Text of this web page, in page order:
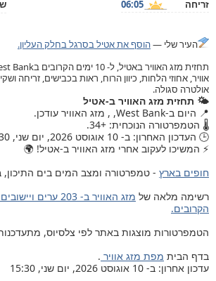
זריחה
06:05
העיר שלי —הוסף את אטיל בסרגל בחלק העליון.
אוויר, אחוזי הלחות, כיוון הרוח, ראות בכבישים, זריחה
אולטרה סגולה.
🌤️ תחזית מזג האוויר ב-אטיל
📍 היום ב-West Bank, , מזג האוויר עודכן.
🌡️ הטמפרטורה הנוכחית: +34.
🕒 העדכון האחרון: ב- 10 אוגוסט 2026, יום שני, 15:30.
⚡ המשיכו לעקוב אחרי מזג האוויר ב-אטיל! 🌍
חופים בארץ - טמפרטורה ומצב המים בים התיכון,
רשימה מלאה של
הקרובים.
הטמפרטורות מוצגות באתר לפי צלסיוס, מתעדכנות כל 30
בדף הבית מפת מזג אוויר .
עדכון אחרון: ב- 10 אוגוסט 2026, יום שני, 15:30